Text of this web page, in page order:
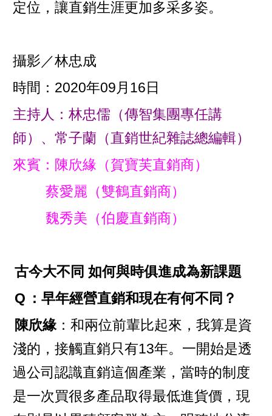
定位，讓直銷生涯更加多采多姿。
攝影／林忠成
時間：2020年09月16日
主持人：林忠儒（傳智集團專任講
師）、常子蘭（直銷世紀雜誌總編輯）
來賓：陳欣緣（賀寶芙直銷商）
蔡愛麗（雙鶴直銷商）
魏秀美（伯慶直銷商）
古今大不同 如何與時俱進成為新課題
Q ：早年經營直銷和現在有何不同？
陳欣緣：和兩位前輩比起來，我算是資
淺的，接觸直銷只有13年。一開始是透
過公司認識直銷這個產業，當時的制度
是一次買很多產品取得最低進貨價，現